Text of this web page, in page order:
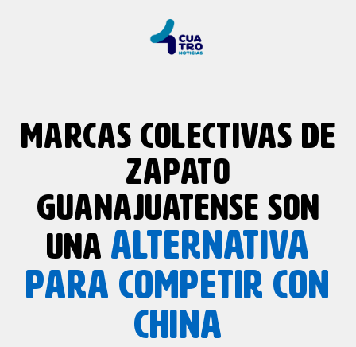
MARCAS COLECTIVAS DE
ZAPATO
GUANAJUATENSE SON
UNA ALTERNATIVA
PARA COMPETIR CON
CHINA